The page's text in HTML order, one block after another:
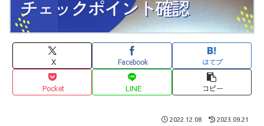
X Facebook はてブ
Pocket LINE コピー
2022.12.08 2023.09.21